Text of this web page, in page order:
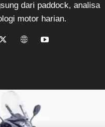
dari paddock, analisa
motor harian.